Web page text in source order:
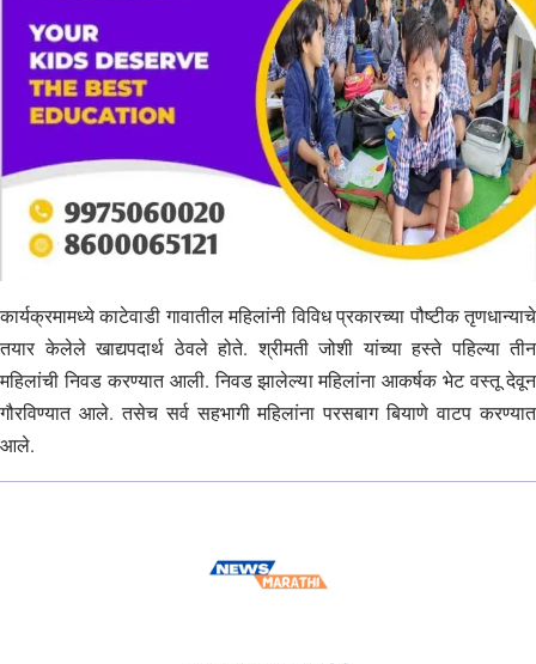
कार्यक्रमामध्ये काटेवाडी गावातील महिलांनी विविध प्रकारच्या पौष्टीक तृणधान्याचे
तयार केलेले खाद्यपदार्थ ठेवले होते. श्रीमती जोशी यांच्या हस्ते पहिल्या तीन
महिलांची निवड करण्यात आली. निवड झालेल्या महिलांना आकर्षक भेट वस्तू देवून
गौरविण्यात आले. तसेच सर्व सहभागी महिलांना परसबाग बियाणे वाटप करण्यात
आले.